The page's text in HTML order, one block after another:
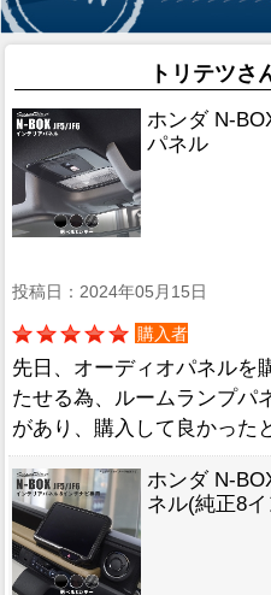
トリテツさ
ホンダ N-
パネル
投稿日：2024年05月15日
購入者
先日、オーディオパネルを
たせる為、ルームランプパ
があり、購入して良かった
ホンダ N-
ネル(純正8